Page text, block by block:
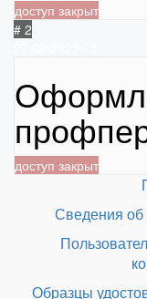
доступ закрыт
# 2
доступ закрыт
Сведения об
Образцы